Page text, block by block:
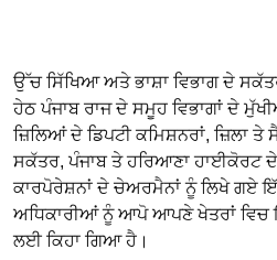
ਉੱਚ ਸਿੱਖਿਆ ਅਤੇ ਭਾਸ਼ਾ ਵਿਭਾਗ ਦੇ
ਹੇਠ ਪੰਜਾਬ ਰਾਜ ਦੇ ਸਮੂਹ ਵਿਭਾਗਾਂ ਦੇ
ਜ਼ਿਲਿਆਂ ਦੇ ਡਿਪਟੀ ਕਮਿਸ਼ਨਰਾਂ, ਜ਼ਿਲਾ ਤੇ
ਸਕੱਤਰ, ਪੰਜਾਬ ਤੇ ਹਰਿਆਣਾ ਹਾਈਕੋਰਟ
ਕਾਰਪੋਰੇਸ਼ਨਾਂ ਦੇ ਚੇਅਰਮੈਨਾਂ ਨੂੰ ਲਿਖੇ ਗਏ
ਅਧਿਕਾਰੀਆਂ ਨੂੰ ਆਪੋ ਆਪਣੇ ਖੇਤਰਾਂ ਵਿਚ
ਲਈ ਕਿਹਾ ਗਿਆ ਹੈ।